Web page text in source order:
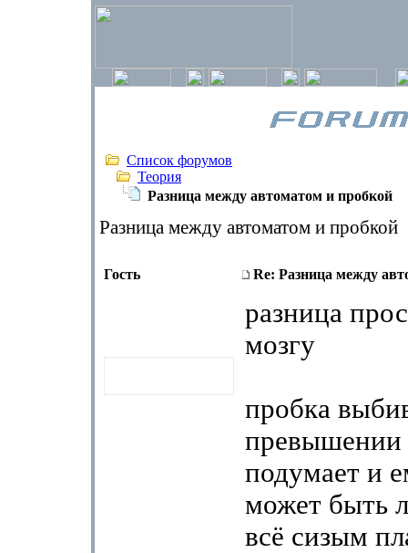
Список форумов
Теория
Разница между автоматом и пробкой
Разница между автоматом и пробкой
Гость Re: Разница между
разница
мозгу
пробка
превышении
подумает и
может быть
всё сизым